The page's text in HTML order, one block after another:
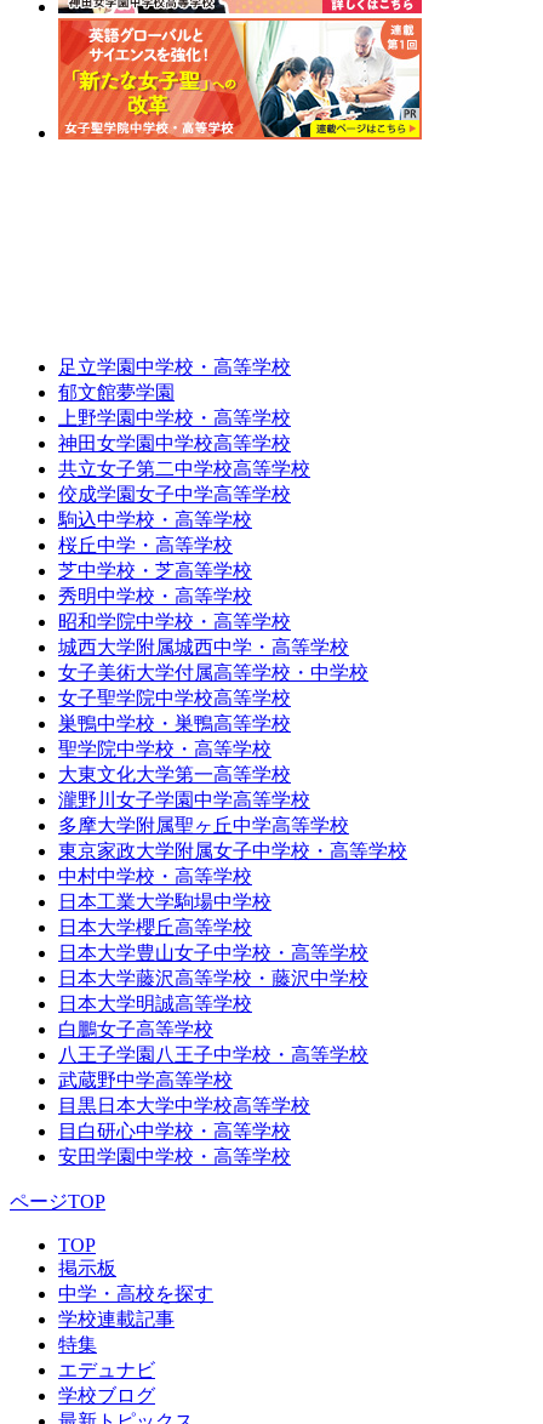
足立学園中学校・高等学校
郁文館夢学園
上野学園中学校・高等学校
神田女学園中学校高等学校
共立女子第二中学校高等学校
佼成学園女子中学高等学校
駒込中学校・高等学校
桜丘中学・高等学校
芝中学校・芝高等学校
秀明中学校・高等学校
昭和学院中学校・高等学校
城西大学附属城西中学・高等学校
女子美術大学付属高等学校・中学校
女子聖学院中学校高等学校
巣鴨中学校・巣鴨高等学校
聖学院中学校・高等学校
大東文化大学第一高等学校
瀧野川女子学園中学高等学校
多摩大学附属聖ヶ丘中学高等学校
東京家政大学附属女子中学校・高等学校
中村中学校・高等学校
日本工業大学駒場中学校
日本大学櫻丘高等学校
日本大学豊山女子中学校・高等学校
日本大学藤沢高等学校・藤沢中学校
日本大学明誠高等学校
白鵬女子高等学校
八王子学園八王子中学校・高等学校
武蔵野中学高等学校
目黒日本大学中学校高等学校
目白研心中学校・高等学校
安田学園中学校・高等学校
ページTOP
TOP
掲示板
中学・高校を探す
学校連載記事
特集
エデュナビ
学校ブログ